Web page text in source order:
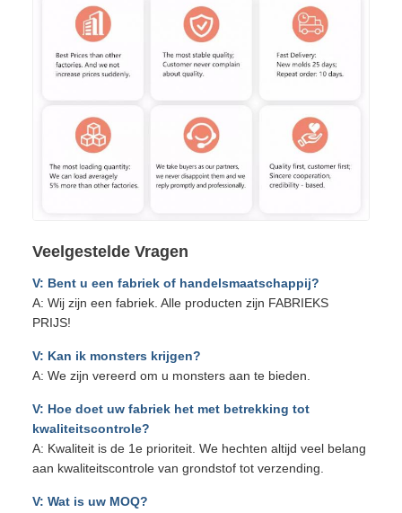
Veelgestelde Vragen
V: Bent u een fabriek of handelsmaatschappij?
A: Wij zijn een fabriek. Alle producten zijn FABRIEKS
PRIJS!
V: Kan ik monsters krijgen?
A: We zijn vereerd om u monsters aan te bieden.
V: Hoe doet uw fabriek het met betrekking tot
kwaliteitscontrole?
A: Kwaliteit is de 1e prioriteit. We hechten altijd veel belang
aan kwaliteitscontrole van grondstof tot verzending.
V: Wat is uw MOQ?